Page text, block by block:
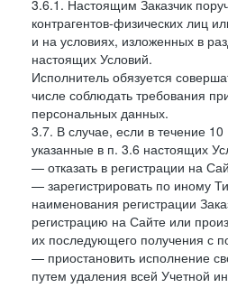
3.6.1. Настоящим Заказчик
контрагентов-физических лиц
и на условиях, изложенных в
настоящих Условий.
Исполнитель обязуется
числе соблюдать требования
персональных данных.
3.7. В случае, если в течение
указанные в п. 3.6 настоящих
— отказать в регистрации на
— зарегистрировать по иному
наименования регистрации
регистрацию на Сайте или
их последующего получения с
— приостановить исполнение
путем удаления всей Учетной